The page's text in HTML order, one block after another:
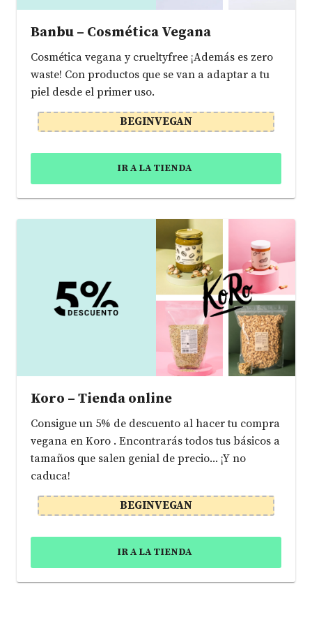
Banbu – Cosmética Vegana
Cosmética vegana y crueltyfree ¡Además es zero
waste! Con productos que se van a adaptar a tu
piel desde el primer uso.
BEGINVEGAN
IR A LA TIENDA
Koro – Tienda online
Consigue un 5% de descuento al hacer tu compra
vegana en Koro . Encontrarás todos tus básicos a
tamaños que salen genial de precio... ¡Y no
caduca!
BEGINVEGAN
IR A LA TIENDA